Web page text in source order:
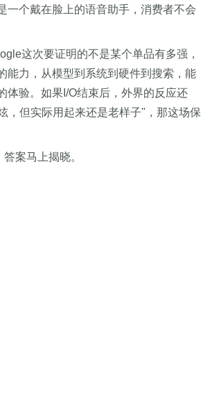
一个戴在脸上的语音助手，消费者不会
这次要证明的不是某个单品有多强，
能力，从模型到系统到硬件到搜索，能
体验。如果I/O结束后，外界的反应还
，但实际用起来还是老样子"，那这场保
案马上揭晓。